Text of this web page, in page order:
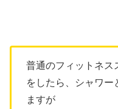
普通のフィットネス
をしたら、シャワー
ますが